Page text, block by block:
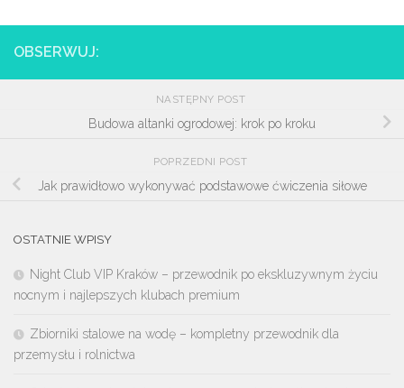
OBSERWUJ:
NASTĘPNY POST
Budowa altanki ogrodowej: krok po kroku
POPRZEDNI POST
Jak prawidłowo wykonywać podstawowe ćwiczenia siłowe
OSTATNIE WPISY
Night Club VIP Kraków – przewodnik po ekskluzywnym życiu
nocnym i najlepszych klubach premium
Zbiorniki stalowe na wodę – kompletny przewodnik dla
przemysłu i rolnictwa